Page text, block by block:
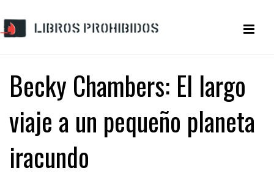
Becky Chambers: El largo
viaje a un pequeño planeta
iracundo